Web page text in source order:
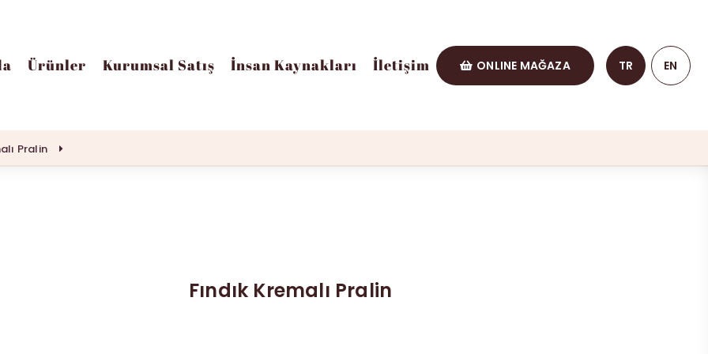
Ürünler Kurumsal Satış İnsan Kaynakları İletişim ONLINE MAĞAZA TR EN
Pralin
Fındık Kremalı Pralin